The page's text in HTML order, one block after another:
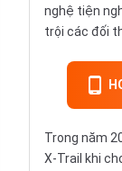
nghệ tiện
trội các đối
Trong năm
X-Trail khi